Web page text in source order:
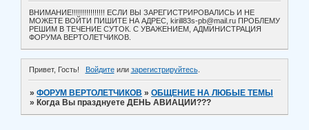
ВНИМАНИЕ!!!!!!!!!!!!!!!! ЕСЛИ ВЫ ЗАРЕГИСТРИРОВАЛИСЬ И НЕ
МОЖЕТЕ ВОЙТИ ПИШИТЕ НА АДРЕС, kirill83s-pb@mail.ru ПРОБЛЕМУ
РЕШИМ В ТЕЧЕНИЕ СУТОК. С УВАЖЕНИЕМ, АДМИНИСТРАЦИЯ
ФОРУМА ВЕРТОЛЕТЧИКОВ.
Привет, Гость! Войдитеили зарегистрируйтесь.
»ФОРУМ ВЕРТОЛЕТЧИКОВ »ОБЩЕНИЕ НА ЛЮБЫЕ ТЕМЫ
» Когда Вы празднуете ДЕНЬ АВИАЦИИ???